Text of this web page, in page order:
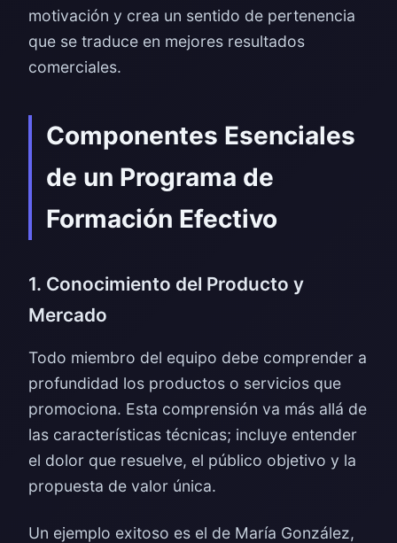
motivación y crea un sentido de pertenencia
que se traduce en mejores resultados
comerciales.
Componentes Esenciales
de un Programa de
Formación Efectivo
1. Conocimiento del Producto y
Mercado
Todo miembro del equipo debe comprender a
profundidad los productos o servicios que
promociona. Esta comprensión va más allá de
las características técnicas; incluye entender
el dolor que resuelve, el público objetivo y la
propuesta de valor única.
Un ejemplo exitoso es el de María González,